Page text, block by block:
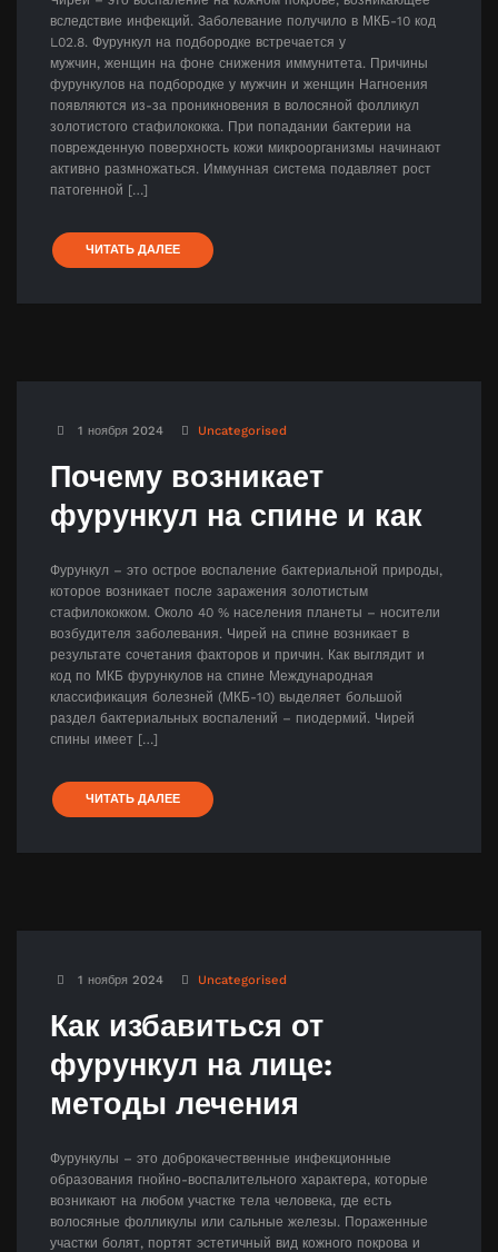
вследствие инфекций. Заболевание получило в МКБ-10 код
L02.8. Фурункул на подбородке встречается у
мужчин, женщин на фоне снижения иммунитета. Причины
фурункулов на подбородке у мужчин и женщин Нагноения
появляются из-за проникновения в волосяной фолликул
золотистого стафилококка. При попадании бактерии на
поврежденную поверхность кожи микроорганизмы начинают
активно размножаться. Иммунная система подавляет рост
патогенной […]
ЧИТАТЬ ДАЛЕЕ
1 ноября 2024 Uncategorised
Почему возникает
фурункул на спине и как
Фурункул – это острое воспаление бактериальной природы,
которое возникает после заражения золотистым
стафилококком. Около 40 % населения планеты – носители
возбудителя заболевания. Чирей на спине возникает в
результате сочетания факторов и причин. Как выглядит и
код по МКБ фурункулов на спине Международная
классификация болезней (МКБ-10) выделяет большой
раздел бактериальных воспалений – пиодермий. Чирей
спины имеет […]
ЧИТАТЬ ДАЛЕЕ
1 ноября 2024 Uncategorised
Как избавиться от
фурункул на лице:
методы лечения
Фурункулы – это доброкачественные инфекционные
образования гнойно-воспалительного характера, которые
возникают на любом участке тела человека, где есть
волосяные фолликулы или сальные железы. Пораженные
участки болят, портят эстетичный вид кожного покрова и